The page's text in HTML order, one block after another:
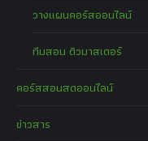
วางแผนคอร์สออนไลน์
ทีมสอน ติวมาสเตอร์
คอร์สสอนสดออนไลน์
ข่าวสาร